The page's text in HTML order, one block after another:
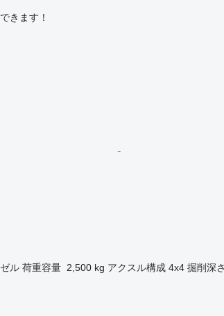
きます！
ル 荷重容量 2,500 kg アクスル構成 4x4 掘削深さ